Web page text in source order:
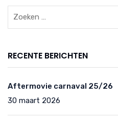
RECENTE BERICHTEN
Aftermovie carnaval 25/26
30 maart 2026